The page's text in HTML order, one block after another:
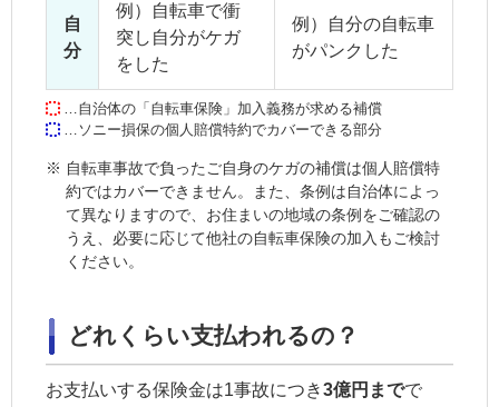
自
分
例）自転車で衝
突し 自分がケガ
をした
例）自分の自転車
がパンクした
…自治体の「自転車保険」加入義務が求める補償
…ソニー損保の個人賠償特約でカバーできる部分
※ 自転車事故で負ったご自身のケガの補償は個人賠償特
約ではカバーできません。また、条例は自治体によっ
て異なりますので、お住まいの地域の条例をご確認の
うえ、必要に応じて他社の自転車保険の加入もご検討
ください。
どれくらい支払われるの？
お支払いする保険金は1事故につき3億円までで